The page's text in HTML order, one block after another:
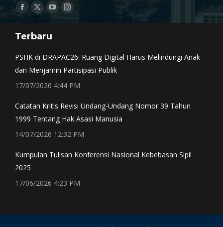
Find us on:
Facebook
opens
window
X
opens
window
YouTube
opens
Instagram
window
Terbaru
PSHK di DRAPAC26: Ruang Digital Harus Melindungi Anak
dan Menjamin Partisipasi Publik
17/07/2026 4:44 PM
Catatan Kritis Revisi Undang-Undang Nomor 39 Tahun
1999 Tentang Hak Asasi Manusia
14/07/2026 12:32 PM
Kumpulan Tulisan Konferensi Nasional Kebebasan Sipil
2025
17/06/2026 4:23 PM